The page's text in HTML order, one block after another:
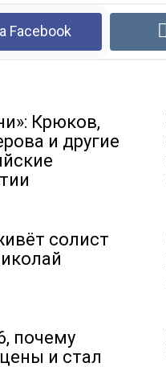
Facebook
Крюков,
и другие
солист
почему
и стал